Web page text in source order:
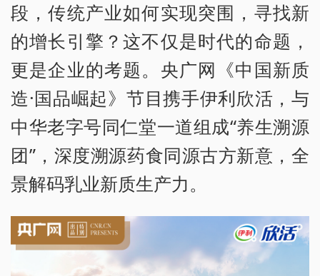
段，传统产业如何实现突围，寻找新
的增长引擎？这不仅是时代的命题，
更是企业的考题。央广网《中国新质
造·国品崛起》节目携手伊利欣活，与
中华老字号同仁堂一道组成“养生溯源
团”，深度溯源药食同源古方新意，全
景解码乳业新质生产力。